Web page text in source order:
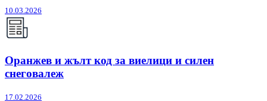
10.03.2026
Оранжев и жълт код за виелици и силен
снеговалеж
17.02.2026